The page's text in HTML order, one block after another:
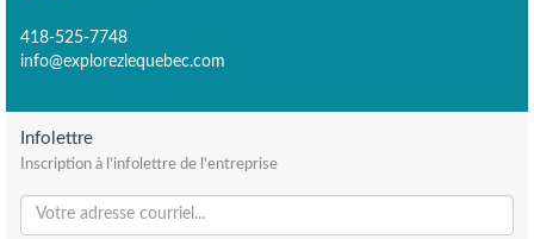
418-525-7748
info@explorezlequebec.com
Infolettre
Inscription à l'infolettre de l'entreprise